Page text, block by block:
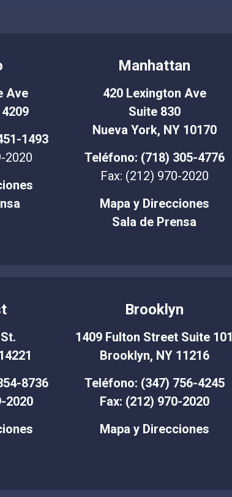
Ave
1493
2020
Manhattan
420 Lexington Ave
Suite 830
Nueva York, NY 10170
Teléfono: (718) 305-4776
Fax: (212) 970-2020
Mapa y Direcciones
Sala de Prensa
8736
2020
Brooklyn
1409 Fulton Street Suite 101
Brooklyn, NY 11216
Teléfono: (347) 756-4245
Fax: (212) 970-2020
Mapa y Direcciones